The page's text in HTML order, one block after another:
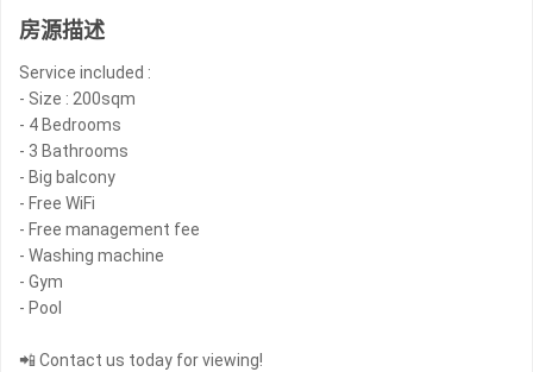
房源描述
Service included :
- Size : 200sqm
- 4 Bedrooms
- 3 Bathrooms
- Big balcony
- Free WiFi
- Free management fee
- Washing machine
- Gym
- Pool
📲 Contact us today for viewing!